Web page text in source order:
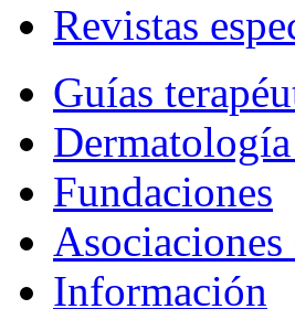
Revistas
Guías
Fundaciones
Asociaciones
Información